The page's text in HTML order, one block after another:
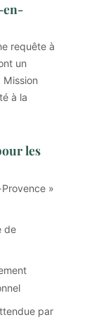
en-
requête à
un
Mission
à la
les
»
de
par